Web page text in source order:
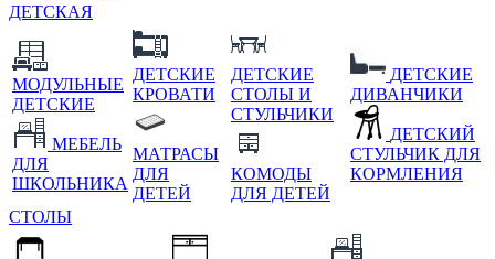
ДЕТСКАЯ
МОДУЛЬНЫЕ
ДЕТСКИЕ
МЕБЕЛЬ
ДЛЯ
ШКОЛЬНИКА
ДЕТСКИЕ
КРОВАТИ
МАТРАСЫ
ДЛЯ
ДЕТЕЙ
ДЕТСКИЕ
СТОЛЫ И
СТУЛЬЧИКИ
КОМОДЫ
ДЛЯ ДЕТЕЙ
ДЕТСКИЕ
ДИВАНЧИКИ
ДЕТСКИЙ
СТУЛЬЧИК ДЛЯ
КОРМЛЕНИЯ
СТОЛЫ